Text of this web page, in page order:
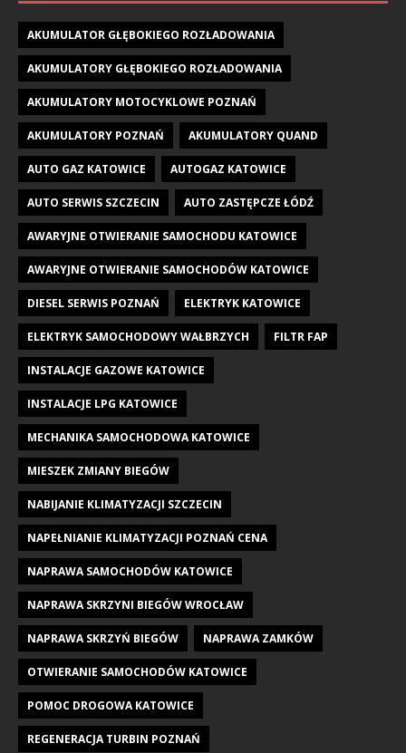
AKUMULATOR GŁĘBOKIEGO ROZŁADOWANIA
AKUMULATORY GŁĘBOKIEGO ROZŁADOWANIA
AKUMULATORY MOTOCYKLOWE POZNAŃ
AKUMULATORY POZNAŃ AKUMULATORY QUAND
AUTO GAZ KATOWICE AUTOGAZ KATOWICE
AUTO SERWIS SZCZECIN AUTO ZASTĘPCZE ŁÓDŹ
AWARYJNE OTWIERANIE SAMOCHODU KATOWICE
AWARYJNE OTWIERANIE SAMOCHODÓW KATOWICE
DIESEL SERWIS POZNAŃ ELEKTRYK KATOWICE
ELEKTRYK SAMOCHODOWY WAŁBRZYCH FILTR FAP
INSTALACJE GAZOWE KATOWICE
INSTALACJE LPG KATOWICE
MECHANIKA SAMOCHODOWA KATOWICE
MIESZEK ZMIANY BIEGÓW
NABIJANIE KLIMATYZACJI SZCZECIN
NAPEŁNIANIE KLIMATYZACJI POZNAŃ CENA
NAPRAWA SAMOCHODÓW KATOWICE
NAPRAWA SKRZYNI BIEGÓW WROCŁAW
NAPRAWA SKRZYŃ BIEGÓW NAPRAWA ZAMKÓW
OTWIERANIE SAMOCHODÓW KATOWICE
POMOC DROGOWA KATOWICE
REGENERACJA TURBIN POZNAŃ